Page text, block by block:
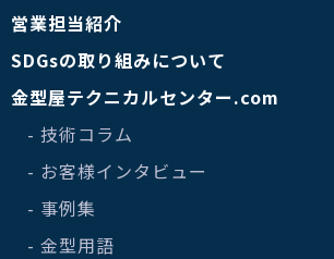
営業担当紹介
SDGsの取り組みについて
金型屋テクニカルセンター.com
- 技術コラム
- お客様インタビュー
- 事例集
- 金型用語